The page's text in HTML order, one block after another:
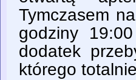
Tymczasem
godziny
dodatek
którego